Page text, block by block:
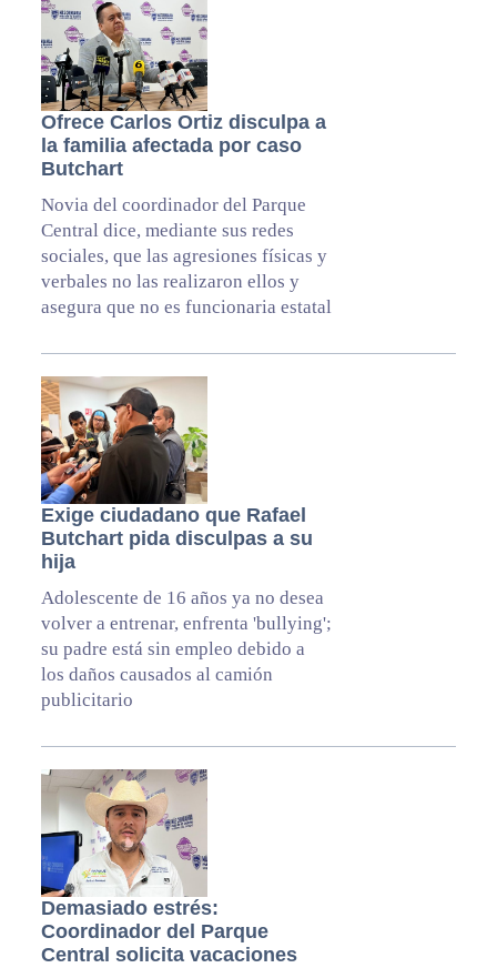
Ofrece Carlos Ortiz disculpa a
la familia afectada por caso
Butchart
Novia del coordinador del Parque
Central dice, mediante sus redes
sociales, que las agresiones físicas y
verbales no las realizaron ellos y
asegura que no es funcionaria estatal
Exige ciudadano que Rafael
Butchart pida disculpas a su
hija
Adolescente de 16 años ya no desea
volver a entrenar, enfrenta 'bullying';
su padre está sin empleo debido a
los daños causados al camión
publicitario
Demasiado estrés:
Coordinador del Parque
Central solicita vacaciones